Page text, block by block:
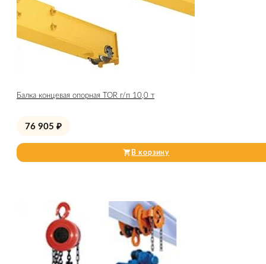
Балка концевая опорная TOR г/п 10,0 т
76 905 ₽
В корзину